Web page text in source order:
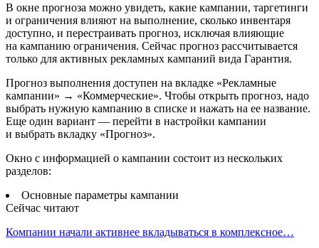
В окне прогноза можно увидеть, какие кампании, таргетинги
и ограничения влияют на выполнение, сколько инвентаря
доступно, и перестраивать прогноз, исключая влияющие
на кампанию ограничения. Сейчас прогноз рассчитывается
только для активных рекламных кампаний вида Гарантия.
Прогноз выполнения доступен на вкладке «Рекламные
кампании» → «Коммерческие». Чтобы открыть прогноз, надо
выбрать нужную кампанию в списке и нажать на ее название.
Еще один вариант — перейти в настройки кампании
и выбрать вкладку «Прогноз».
Окно с информацией о кампании состоит из нескольких
разделов:
Основные параметры кампании
Сейчас читают
Компании начали активнее вкладываться в комплексное…